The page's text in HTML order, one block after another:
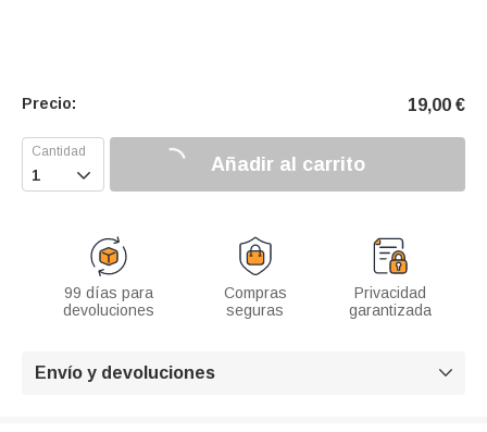
Precio: 19,00 €
 Añadir al carrito
99 días para
devoluciones
Compras
seguras
Privacidad
garantizada
Envío y devoluciones 